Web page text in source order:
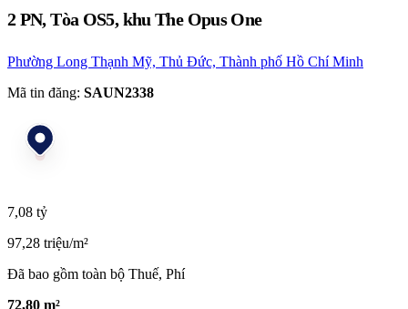
2 PN, Tòa OS5, khu The Opus One
Phường Long Thạnh Mỹ, Thủ Đức, Thành phố Hồ Chí Minh
Mã tin đăng: SAUN2338
7,08 tỷ
97,28 triệu/m²
Đã bao gồm toàn bộ Thuế, Phí
72,80 m²